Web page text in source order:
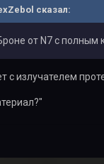
сказал:
от N7 с
с излучателем